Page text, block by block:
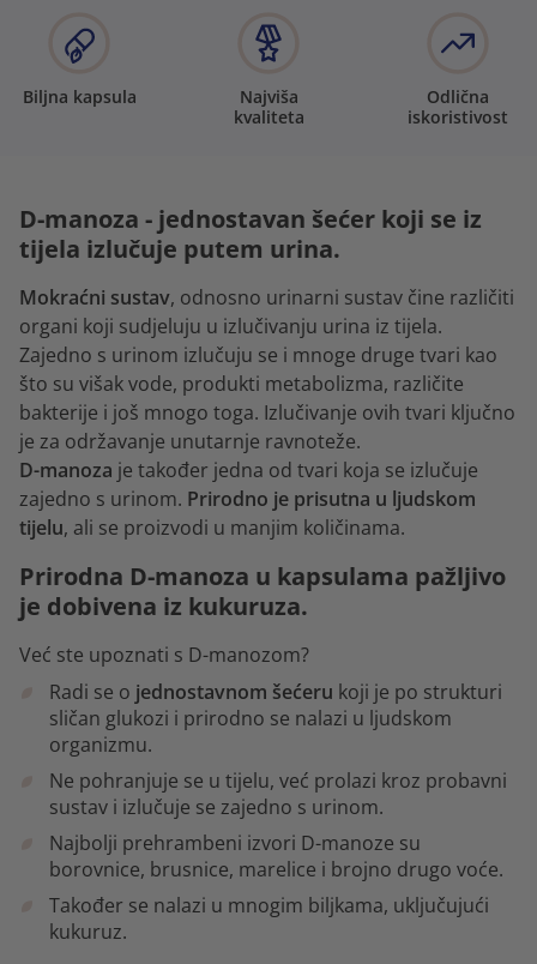
Biljna kapsula
Najviša
kvaliteta
Odlična
iskoristivost
D-manoza - jednostavan šećer koji se iz
tijela izlučuje putem urina.
Mokraćni sustav, odnosno urinarni sustav čine različiti
organi koji sudjeluju u izlučivanju urina iz tijela.
Zajedno s urinom izlučuju se i mnoge druge tvari kao
što su višak vode, produkti metabolizma, različite
bakterije i još mnogo toga. Izlučivanje ovih tvari ključno
je za održavanje unutarnje ravnoteže.
D-manoza je također jedna od tvari koja se izlučuje
zajedno s urinom. Prirodno je prisutna u ljudskom
tijelu, ali se proizvodi u manjim količinama.
Prirodna D-manoza u kapsulama pažljivo
je dobivena iz kukuruza.
Već ste upoznati s D-manozom?
Radi se o jednostavnom šećeru koji je po strukturi
sličan glukozi i prirodno se nalazi u ljudskom
organizmu.
Ne pohranjuje se u tijelu, već prolazi kroz probavni
sustav i izlučuje se zajedno s urinom.
Najbolji prehrambeni izvori D-manoze su
borovnice, brusnice, marelice i brojno drugo voće.
Također se nalazi u mnogim biljkama, uključujući
kukuruz.